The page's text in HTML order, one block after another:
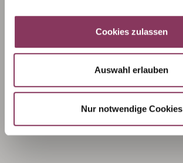
Cookies zulassen
Auswahl erlauben
Nur notwendige Cookies
Party